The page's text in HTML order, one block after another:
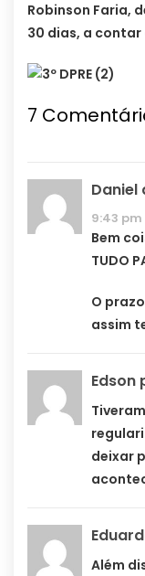
Robinson Faria,
30 dias, a contar
7
Daniel
9:43 pm
Bem
TUDO
O
assim
Edson
deixar
Além